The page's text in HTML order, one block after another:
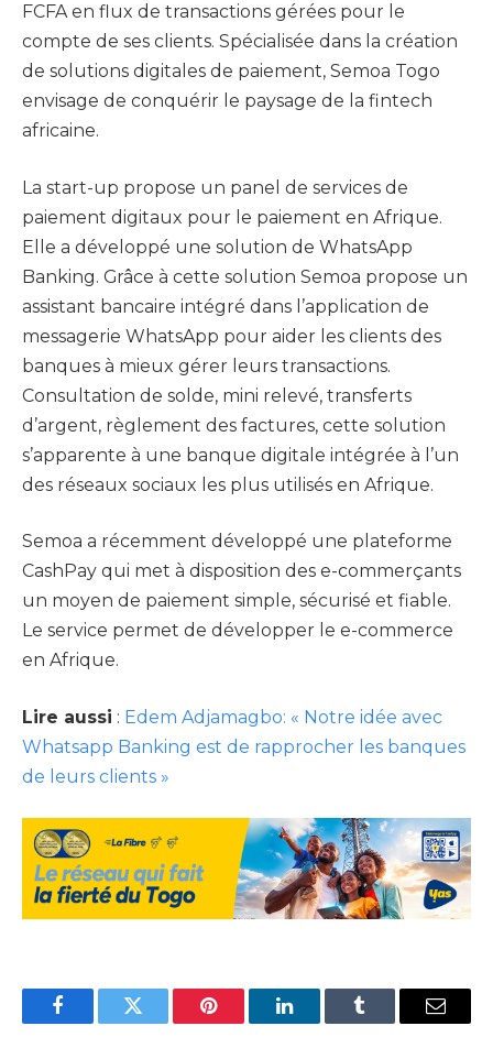
FCFA en flux de transactions gérées pour le
compte de ses clients. Spécialisée dans la création
de solutions digitales de paiement, Semoa Togo
envisage de conquérir le paysage de la fintech
africaine.
La start-up propose un panel de services de
paiement digitaux pour le paiement en Afrique.
Elle a développé une solution de WhatsApp
Banking. Grâce à cette solution Semoa propose un
assistant bancaire intégré dans l’application de
messagerie WhatsApp pour aider les clients des
banques à mieux gérer leurs transactions.
Consultation de solde, mini relevé, transferts
d’argent, règlement des factures, cette solution
s’apparente à une banque digitale intégrée à l’un
des réseaux sociaux les plus utilisés en Afrique.
Semoa a récemment développé une plateforme
CashPay qui met à disposition des e-commerçants
un moyen de paiement simple, sécurisé et fiable.
Le service permet de développer le e-commerce
en Afrique.
Lire aussi : Edem Adjamagbo: « Notre idée avec
Whatsapp Banking est de rapprocher les banques
de leurs clients »
FacebookTwitter Pinterest LinkedInTumblr Email